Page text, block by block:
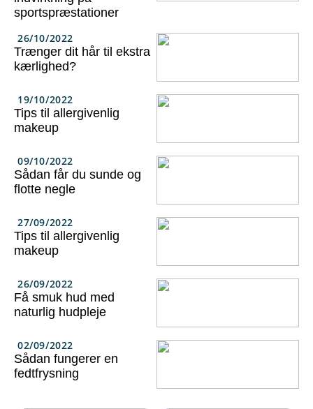
sportspræstationer
26/10/2022
Trænger dit hår til ekstra
kærlighed?
19/10/2022
Tips til allergivenlig
makeup
09/10/2022
Sådan får du sunde og
flotte negle
27/09/2022
Tips til allergivenlig
makeup
26/09/2022
Få smuk hud med
naturlig hudpleje
02/09/2022
Sådan fungerer en
fedtfrysning